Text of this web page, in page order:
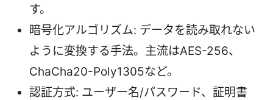
す。
暗号化アルゴリズム: データを読み取れない
ように変換する手法。主流はAES-256、
ChaCha20-Poly1305など。
認証方式: ユーザー名/パスワード、証明書